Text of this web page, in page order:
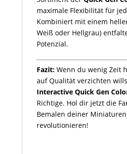
maximale Flexibilität für
Kombiniert mit einem
Weiß oder Hellgrau)
Potenzial.
Fazit:Wenn du wenig Zeit
auf Qualität verzichten
Interactive Quick Gen
Richtige. Hol dir jetzt die
Bemalen deiner Miniaturen
revolutionieren!